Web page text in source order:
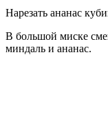
Нарезать ананас
В большой миске
миндаль и ананас.